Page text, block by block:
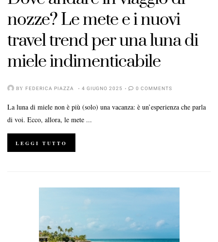
nozze? Le mete e i nuovi
travel trend per una luna di
miele indimenticabile
BY FEDERICA PIAZZA 4 GIUGNO 2025 0 COMMENTS
La luna di miele non è più (solo) una vacanza: è un’esperienza che parla
di voi. Ecco, allora, le mete ...
LEGGI TUTTO